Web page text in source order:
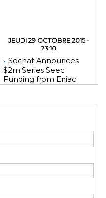
JEUDI 29 OCTOBRE 2015 -
23:10
Sochat Announces
$2m Series Seed
Funding from Eniac
Zhang